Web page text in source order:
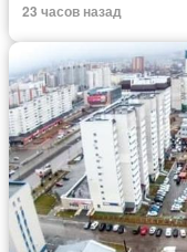
23 часов назад